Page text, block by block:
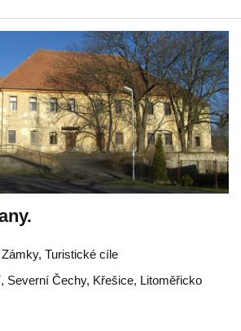
Turistické cíle
, Severní Čechy, Křešice, Litoměřicko